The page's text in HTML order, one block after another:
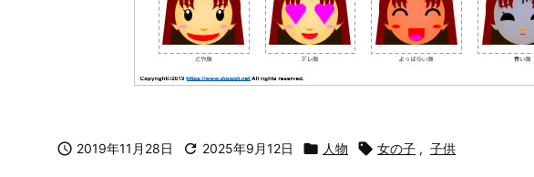
 2019年11月28日  2025年9月12日  人物  女の子 , 子供